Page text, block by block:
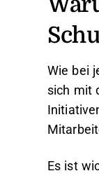
Wie bei
sich mit
Es ist